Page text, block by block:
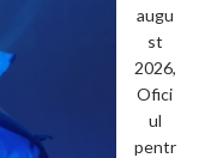
augu
st
2026,
Ofici
ul
pentr